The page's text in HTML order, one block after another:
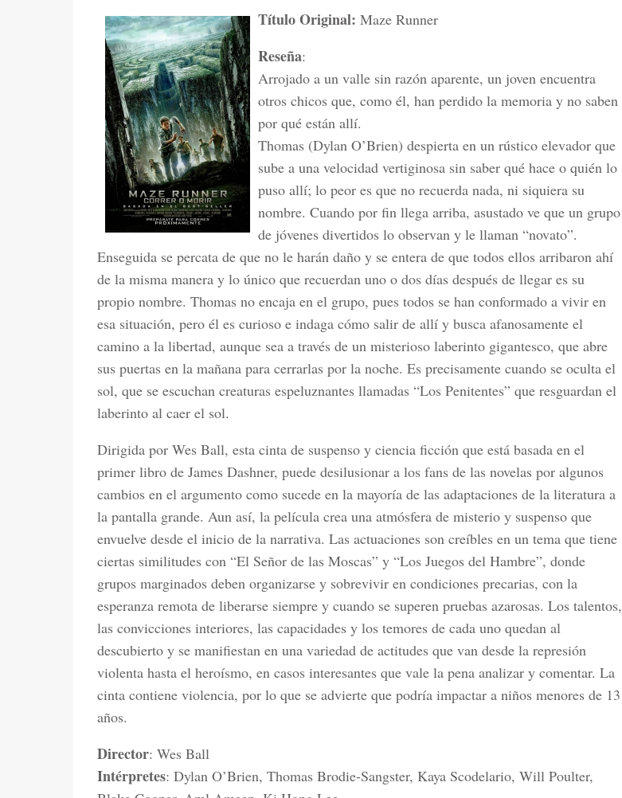
Título Original: Maze Runner
Reseña:
Arrojado a un valle sin razón aparente, un joven encuentra
otros chicos que, como él, han perdido la memoria y no saben
por qué están allí.
Thomas (Dylan O’Brien) despierta en un rústico elevador que
sube a una velocidad vertiginosa sin saber qué hace o quién lo
puso allí; lo peor es que no recuerda nada, ni siquiera su
nombre. Cuando por fin llega arriba, asustado ve que un grupo
de jóvenes divertidos lo observan y le llaman “novato”.
Enseguida se percata de que no le harán daño y se entera de que todos ellos arribaron ahí
de la misma manera y lo único que recuerdan uno o dos días después de llegar es su
propio nombre. Thomas no encaja en el grupo, pues todos se han conformado a vivir en
esa situación, pero él es curioso e indaga cómo salir de allí y busca afanosamente el
camino a la libertad, aunque sea a través de un misterioso laberinto gigantesco, que abre
sus puertas en la mañana para cerrarlas por la noche. Es precisamente cuando se oculta el
sol, que se escuchan creaturas espeluznantes llamadas “Los Penitentes” que resguardan el
laberinto al caer el sol.
Dirigida por Wes Ball, esta cinta de suspenso y ciencia ficción que está basada en el
primer libro de James Dashner, puede desilusionar a los fans de las novelas por algunos
cambios en el argumento como sucede en la mayoría de las adaptaciones de la literatura a
la pantalla grande. Aun así, la película crea una atmósfera de misterio y suspenso que
envuelve desde el inicio de la narrativa. Las actuaciones son creíbles en un tema que tiene
ciertas similitudes con “El Señor de las Moscas” y “Los Juegos del Hambre”, donde
grupos marginados deben organizarse y sobrevivir en condiciones precarias, con la
esperanza remota de liberarse siempre y cuando se superen pruebas azarosas. Los talentos,
las convicciones interiores, las capacidades y los temores de cada uno quedan al
descubierto y se manifiestan en una variedad de actitudes que van desde la represión
violenta hasta el heroísmo, en casos interesantes que vale la pena analizar y comentar. La
cinta contiene violencia, por lo que se advierte que podría impactar a niños menores de 13
años.
Director: Wes Ball
Intérpretes: Dylan O’Brien, Thomas Brodie-Sangster, Kaya Scodelario, Will Poulter,